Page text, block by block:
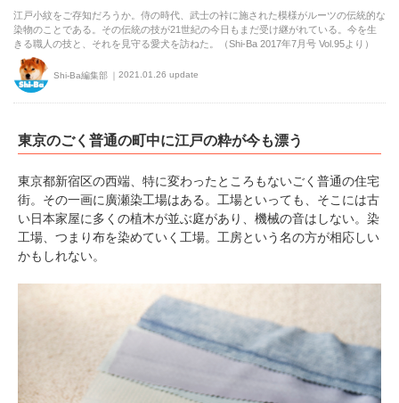
江戸小紋をご存知だろうか。侍の時代、武士の裃に施された模様がルーツの伝統的な
染物のことである。その伝統の技が21世紀の今日もまだ受け継がれている。今を生
きる職人の技と、それを見守る愛犬を訪ねた。（Shi-Ba 2017年7月号 Vol.95より）
Shi-Ba編集部 2021.01.26 update
東京のごく普通の町中に江戸の粋が今も漂う
東京都新宿区の西端、特に変わったところもないごく普通の住宅
街。その一画に廣瀬染工場はある。工場といっても、そこには古
い日本家屋に多くの植木が並ぶ庭があり、機械の音はしない。染
工場、つまり布を染めていく工場。工房という名の方が相応しい
かもしれない。